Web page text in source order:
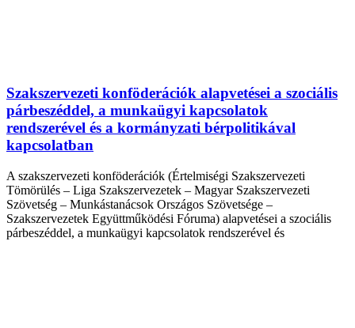
Szakszervezeti konföderációk alapvetései a szociális
párbeszéddel, a munkaügyi kapcsolatok
rendszerével és a kormányzati bérpolitikával
kapcsolatban
A szakszervezeti konföderációk (Értelmiségi Szakszervezeti
Tömörülés – Liga Szakszervezetek – Magyar Szakszervezeti
Szövetség – Munkástanácsok Országos Szövetsége –
Szakszervezetek Együttműködési Fóruma) alapvetései a szociális
párbeszéddel, a munkaügyi kapcsolatok rendszerével és